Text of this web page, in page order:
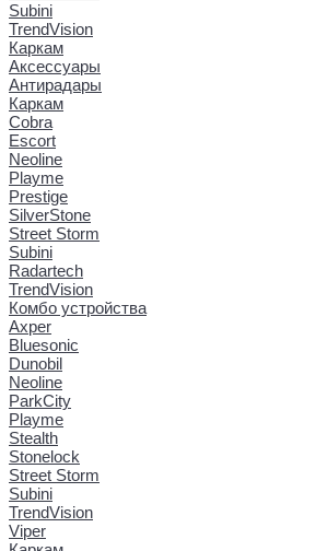
Subini
TrendVision
Каркам
Аксессуары
Антирадары
Каркам
Cobra
Escort
Neoline
Playme
Prestige
SilverStone
Street Storm
Subini
Radartech
TrendVision
Комбо устройства
Axper
Bluesonic
Dunobil
Neoline
ParkCity
Playme
Stealth
Stonelock
Street Storm
Subini
TrendVision
Viper